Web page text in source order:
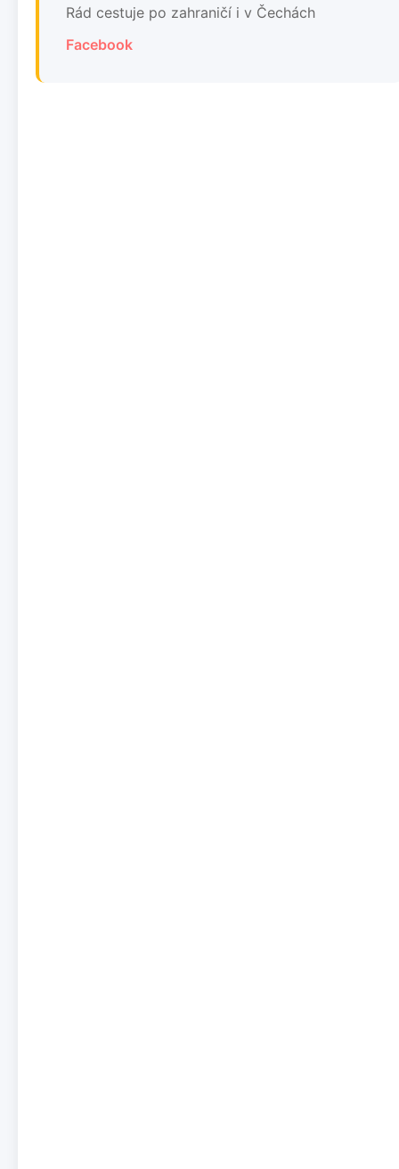
Rád cestuje po zahraničí i v Čechách
Facebook